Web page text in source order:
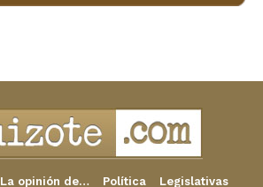
La opinión de… Política Legislativas